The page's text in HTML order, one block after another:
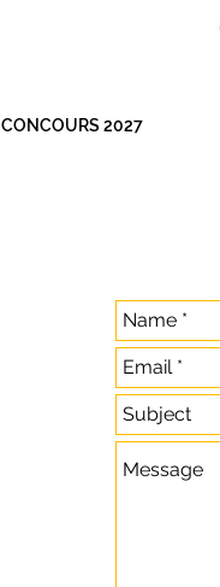
CONCOURS 2027